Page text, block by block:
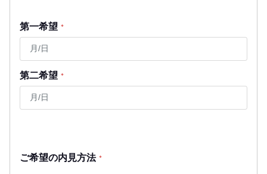
第一希望 *
第二希望 *
ご希望の内見方法 *